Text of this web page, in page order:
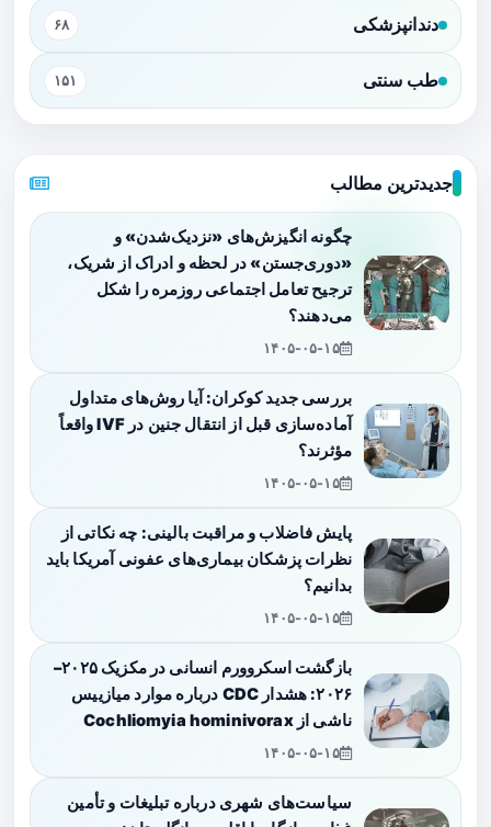
دندانپزشکی ۶۸
طب سنتی ۱۵۱
جدیدترین مطالب
چگونه انگیزش‌های «نزدیک‌شدن» و
«دوری‌جستن» در لحظه و ادراک از شریک،
ترجیح تعامل اجتماعی روزمره را شکل
می‌دهند؟
۱۴۰۵-۰۵-۱۵
بررسی جدید کوکران: آیا روش‌های متداول
آماده‌سازی قبل از انتقال جنین در IVF واقعاً
مؤثرند؟
۱۴۰۵-۰۵-۱۵
پایش فاضلاب و مراقبت بالینی: چه نکاتی از
نظرات پزشکان بیماری‌های عفونی آمریکا باید
بدانیم؟
۱۴۰۵-۰۵-۱۵
بازگشت اسکروورم انسانی در مکزیک ۲۰۲۵–
۲۰۲۶: هشدار CDC درباره موارد میازییس
ناشی از Cochliomyia hominivorax
۱۴۰۵-۰۵-۱۵
سیاست‌های شهری درباره تبلیغات و تأمین